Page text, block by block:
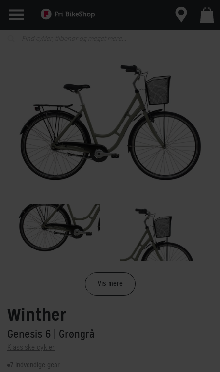
Vis mere
Winther
Genesis 6 | Grøngrå
Klassiske cykler
7 indvendige gear